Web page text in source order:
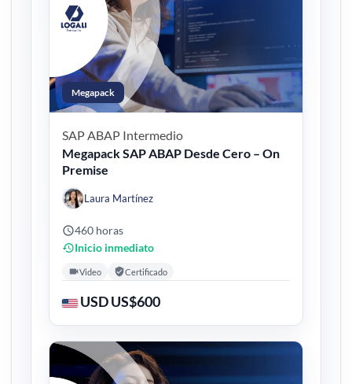
Megapack
SAP ABAP Intermedio
Megapack SAP ABAP Desde Cero – On
Premise
Laura Martínez
460 horas
Inicio inmediato
Video Certificado
USD US$600